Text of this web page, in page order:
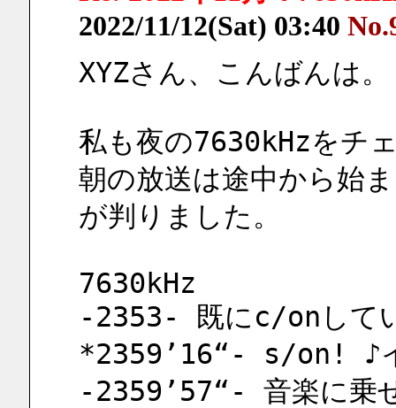
2022/11/12(Sat) 03:40
XYZさん、こんばんは。
私も夜の7630kHzをチ
朝の放送は途中から始
が判りました。
7630kHz
-2353- 既にc/onして
*2359’16“- s/on! ♪イ
-2359’57“- 音楽に乗